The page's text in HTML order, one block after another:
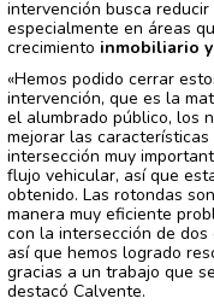
intervención busca
especialmente en áreas
crecimiento inmobiliario
«Hemos podido cerrar
intervención, que es la
el alumbrado público, los
mejorar las
intersección muy
flujo vehicular, así que
obtenido. Las rotondas
manera muy eficiente
con la intersección de
así que hemos logrado
gracias a un trabajo que
destacó Calvente.